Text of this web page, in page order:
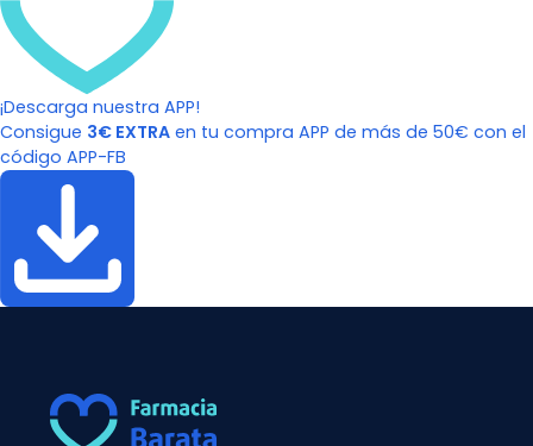
¡Descarga nuestra APP!
Consigue 3€ EXTRA en tu compra APP de más de 50€ con el
código APP-FB